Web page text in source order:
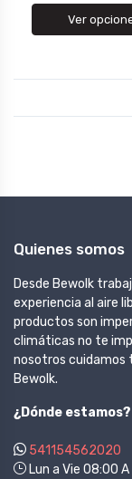
Ver
Quienes somos
Desde Bewolk
experiencia al aire
productos son
climáticas no te
nosotros cuidamos
Bewolk.
¿Dónde estamos?
541154562020
Lun a Vie 08:00 A